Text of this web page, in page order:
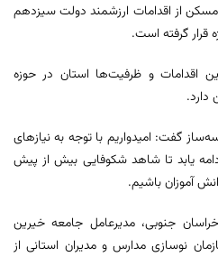
از اقدامات ارزشمند دولت سیزدهم
قرار گرفته است.
اقدامات و ظرفیت‌ها استان در حوزه
دارد.
گفت: امیدواریم با توجه به نیازهای
یابد تا شاهد شکوفایی بیش از پیش
آموزان باشیم.
جنوبی، مدیرعامل جامعه خیرین
نوسازی مدارس و مدیران استانی از